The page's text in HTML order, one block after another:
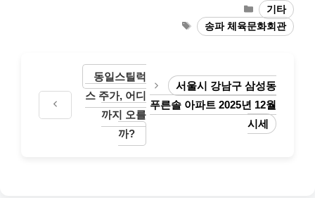
Categories
기타
Tags송파 체육문화회관
동일스틸럭
스 주가, 어디
까지 오를
까?
서울시 강남구 삼성동
푸른솔 아파트 2025년 12월
시세